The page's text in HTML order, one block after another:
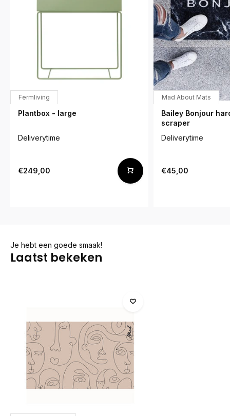
Fermliving
Plantbox - large
Deliverytime
€249,00
Mad About Mats
Bailey Bonjour
scraper
Deliverytime
€45,00
Je hebt een goede smaak!
Laatst bekeken